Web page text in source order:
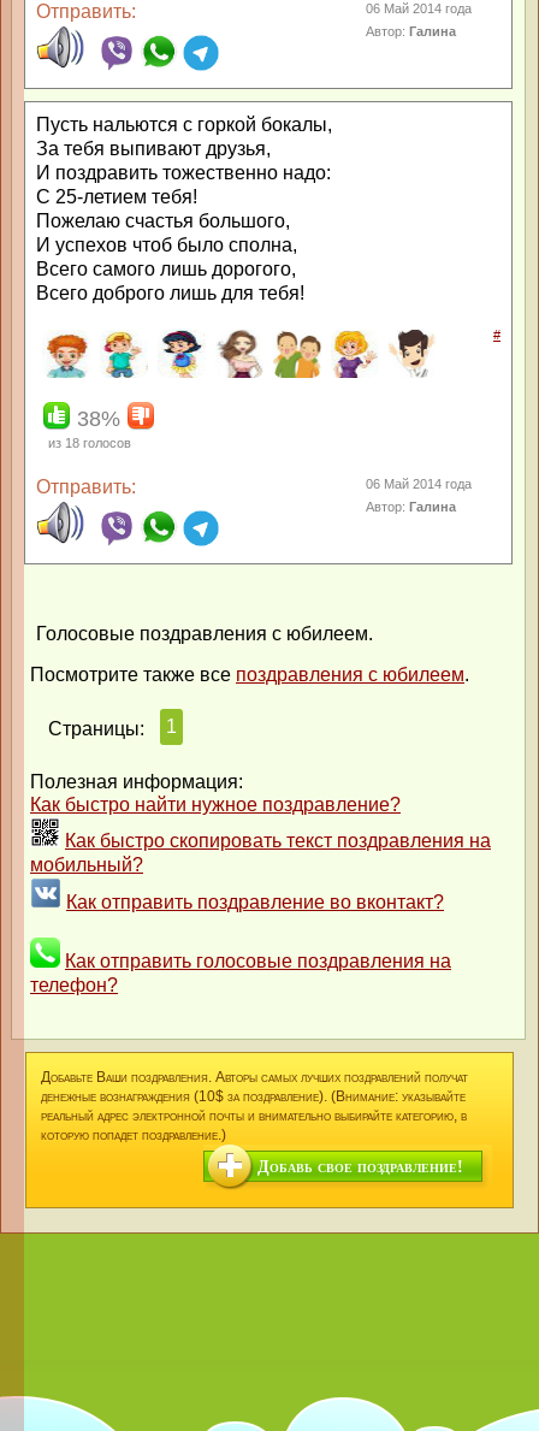
Отправить:
06 Май 2014 года
Автор:Галина
Пусть нальются с горкой бокалы,
За тебя выпивают друзья,
И поздравить тожественно надо:
С 25-летием тебя!
Пожелаю счастья большого,
И успехов чтоб было сполна,
Всего самого лишь дорогого,
Всего доброго лишь для тебя!
#
38%
из 18 голосов
Отправить:
06 Май 2014 года
Автор:Галина
Голосовые поздравления с юбилеем.
Посмотрите также все поздравления с юбилеем.
Страницы: 1
Полезная информация:
Как быстро найти нужное поздравление?
Как быстро скопировать текст поздравления на
мобильный?
Как отправить поздравление во вконтакт?
Как отправить голосовые поздравления на
телефон?
Добавьте Ваши поздравления. Авторы самых лучших поздравлений получат
денежные вознаграждения (10$ за поздравление). (Внимание: указывайте
реальный адрес электронной почты и внимательно выбирайте категорию, в
которую попадет поздравление.)
Добавь свое поздравление!